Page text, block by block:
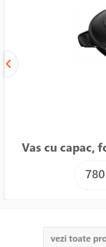
Vas cu capac,
vezi toate